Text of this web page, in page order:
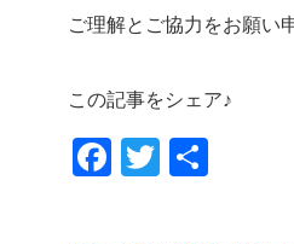
ご理解とご協力をお願い
この記事をシェア♪
F
T